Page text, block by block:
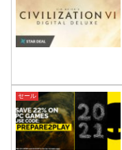
セール